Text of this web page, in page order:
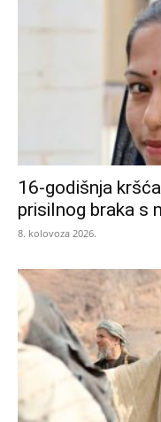
16-godišnja
prisilnog braka s
8. kolovoza 2026.